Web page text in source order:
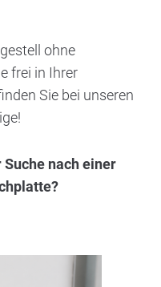
ohne
frei in Ihrer
Sie bei unseren
nach einer